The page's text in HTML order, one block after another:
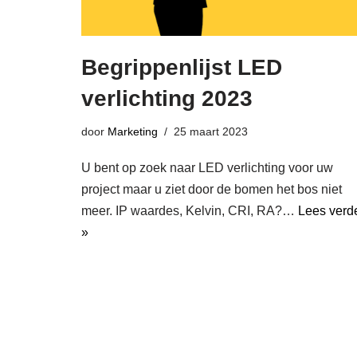
Begrippenlijst LED
verlichting 2023
door Marketing 25 maart 2023
U bent op zoek naar LED verlichting voor uw
project maar u ziet door de bomen het bos niet
meer. IP waardes, Kelvin, CRI, RA?… Lees
»